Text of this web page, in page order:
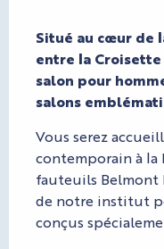
Description
Situé au cœur de
entre la
salon pour
salons
Vous serez
contemporain à la
fauteuils Belmont
de notre institut
conçus